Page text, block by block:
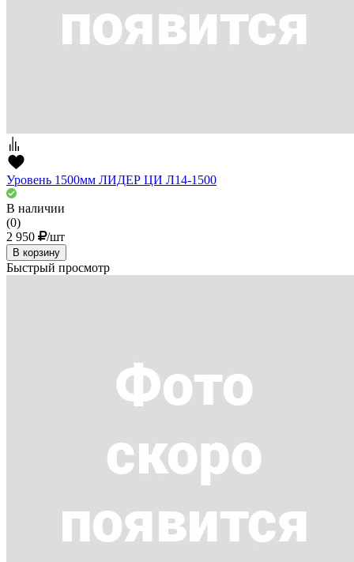
Уровень 1500мм ЛИДЕР ЦИ Л14-1500
В наличии
(0)
2 950
/шт
В корзину
Быстрый просмотр